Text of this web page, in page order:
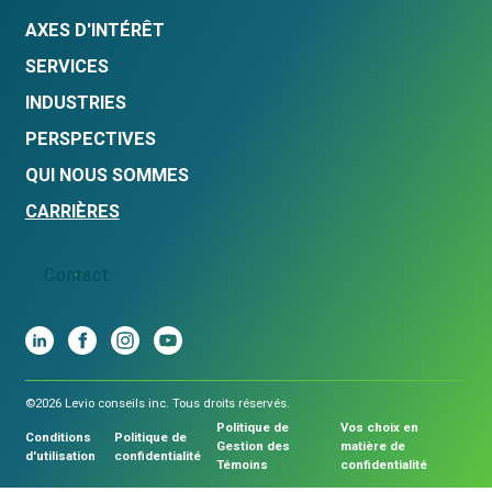
AXES D'INTÉRÊT
SERVICES
INDUSTRIES
PERSPECTIVES
QUI NOUS SOMMES
CARRIÈRES
Contact
©2026 Levio conseils inc. Tous droits réservés.
Conditions
d'utilisation
Politique de
confidentialité
Politique de
Gestion des
Témoins
Vos choix en
matière de
confidentialité